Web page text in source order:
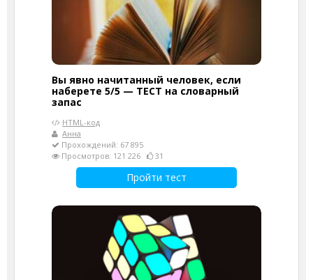
Вы явно начитанный человек, если
наберете 5/5 — ТЕСТ на словарный
запас
HTML-код
Анна
Прохождений: 67 895
Просмотров: 121 226
31
Пройти тест